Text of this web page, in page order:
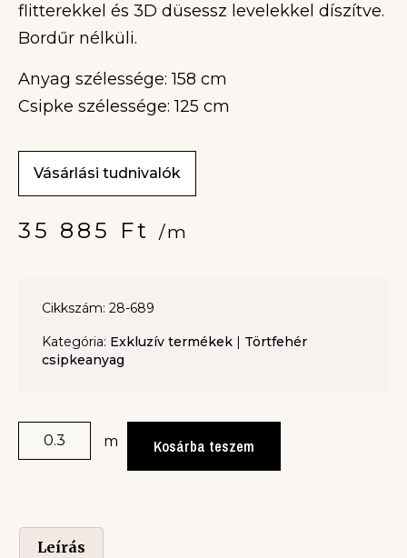
flitterekkel és 3D düsessz levelekkel díszítve.
Bordűr nélküli.
Anyag szélessége: 158 cm
Csipke szélessége: 125 cm
Vásárlási tudnivalók
35 885 Ft /m
Cikkszám: 28-689
Kategória: Exkluzív termékek
Törtfehér
csipkeanyag
m Kosárba teszem
Leírás